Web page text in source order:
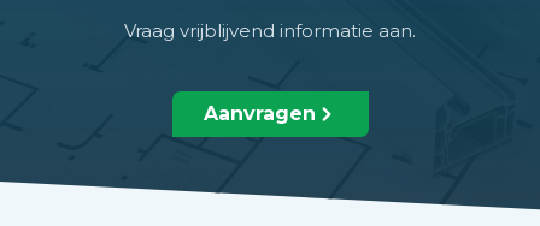
Vraag vrijblijvend informatie aan.
Aanvragen